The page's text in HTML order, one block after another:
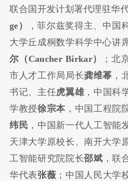
联合国开发计划署代理驻华
ge）
，菲尔兹奖得主、中国
大学丘成桐数学科学中心讲
尔（Caucher Birkar）
；北
市人才工作局局长龚维幂 ，
书记、主任虎翼雄，中国科
学教授徐宗本，中国工程院
纬民 ，中国新一代人工智能
天津大学原校长、南开大学
工智能研究院院长邵斌 ，联
华代表张薇 ；中国人民大学